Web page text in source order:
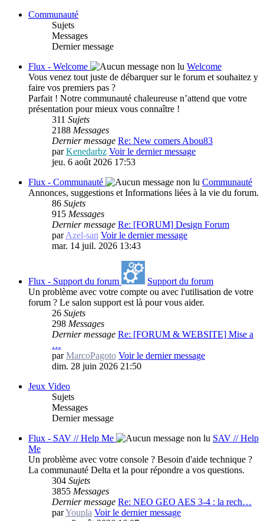
Communauté
Sujets
Messages
Dernier message
Flux - Welcome
Welcome
Vous venez tout juste de débarquer sur le forum et souhaitez y
faire vos premiers pas ?
Parfait ! Notre communauté chaleureuse n’attend que votre
présentation pour mieux vous connaître !
311 Sujets
2188 Messages
Dernier message Re: New comers Abou83
parKenedarbz Voir le dernier message
jeu. 6 août 2026 17:53
Flux - Communauté
Communauté
Annonces, suggestions et Informations liées à la vie du forum.
86 Sujets
915 Messages
Dernier message Re: [FORUM] Design Forum
parAzel-san Voir le dernier message
mar. 14 juil. 2026 13:43
Flux - Support du forum
Support du forum
Un problème avec votre compte ou avec l'utilisation de votre
forum ? Le salon support est là pour vous aider.
26 Sujets
298 Messages
Dernier message Re: [FORUM & WEBSITE] Mise a
…
parMarcoPagoto Voir le dernier message
dim. 28 juin 2026 21:50
Jeux Video
Sujets
Messages
Dernier message
Flux - SAV // Help Me
SAV // Help
Me
Un problème avec votre console ? Besoin d'aide technique ?
La communauté Delta et la pour répondre a vos questions.
304 Sujets
3855 Messages
Dernier message Re: NEO GEO AES 3-4 : la rech…
parYoupla Voir le dernier message